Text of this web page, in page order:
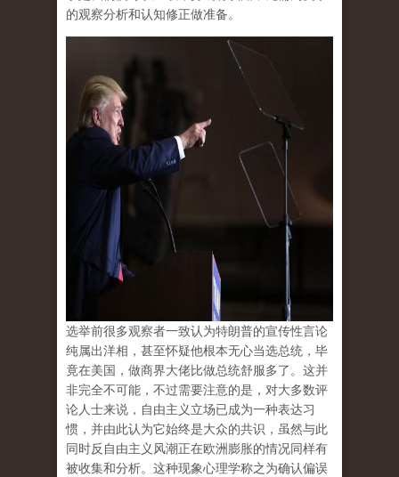
的观察分析和认知修正做准备。
选举前很多观察者一致认为特朗普的宣传性言论
纯属出洋相，甚至怀疑他根本无心当选总统，毕
竟在美国，做商界大佬比做总统舒服多了。这并
非完全不可能，不过需要注意的是，对大多数评
论人士来说，自由主义立场已成为一种表达习
惯，并由此认为它始终是大众的共识，虽然与此
同时反自由主义风潮正在欧洲膨胀的情况同样有
被收集和分析。这种现象心理学称之为确认偏误